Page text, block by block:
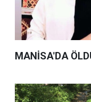
MANİSA'DA